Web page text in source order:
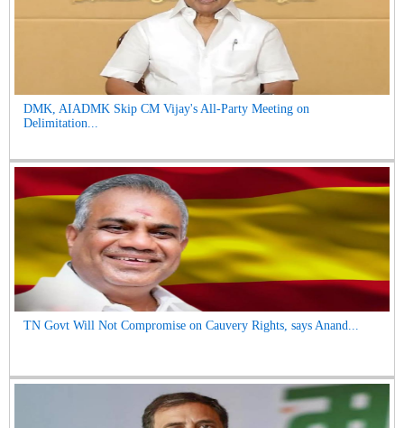
DMK, AIADMK Skip CM Vijay's All-Party Meeting on
Delimitation...
TN Govt Will Not Compromise on Cauvery Rights, says Anand...